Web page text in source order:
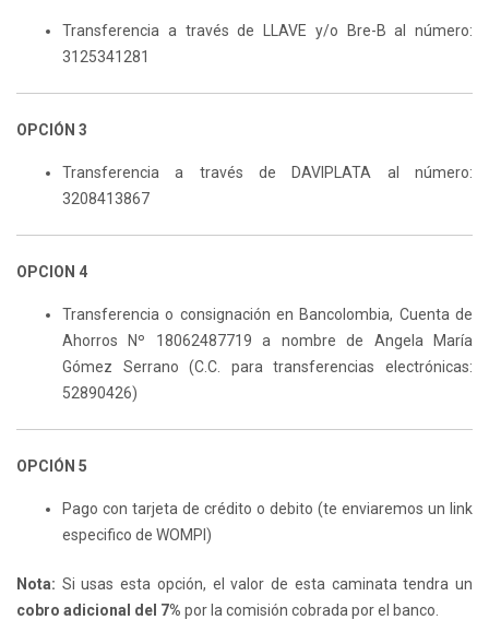
Transferencia a través de LLAVE y/o Bre-B al número:
3125341281
OPCIÓN 3
Transferencia a través de DAVIPLATA al número:
3208413867
OPCION 4
Transferencia o consignación en Bancolombia, Cuenta de
Ahorros Nº 18062487719 a nombre de Angela María
Gómez Serrano (C.C. para transferencias electrónicas:
52890426)
OPCIÓN 5
Pago con tarjeta de crédito o debito (te enviaremos un link
especifico de WOMPI)
Nota: Si usas esta opción, el valor de esta caminata tendra un
cobro adicional del 7% por la comisión cobrada por el banco.